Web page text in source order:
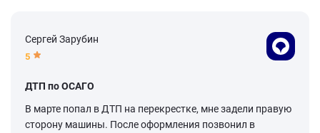
Сергей Зарубин
5
ДТП по ОСАГО
В марте попал в ДТП на перекрестке, мне задели правую
сторону машины. После оформления позвонил в